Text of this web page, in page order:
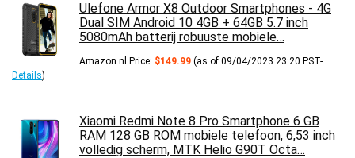
Ulefone Armor X8 Outdoor Smartphones - 4G
Dual SIM Android 10 4GB + 64GB 5.7 inch
5080mAh batterij robuuste mobiele…
Amazon.nl Price: $149.99 (as of 09/04/2023 23:20 PST-
Details)
Xiaomi Redmi Note 8 Pro Smartphone 6 GB
RAM 128 GB ROM mobiele telefoon, 6,53 inch
volledig scherm, MTK Helio G90T Octa…